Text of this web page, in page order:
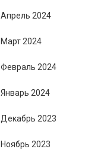
Апрель 2024
Март 2024
Февраль 2024
Январь 2024
Декабрь 2023
Ноябрь 2023